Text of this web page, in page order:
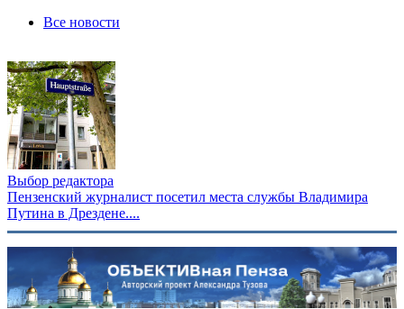
Все новости
Выбор редактора
Пензенский журналист посетил места службы Владимира
Путина в Дрездене....